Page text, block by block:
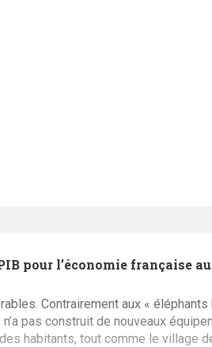
pour l’économie française
Contrairement aux «
pas construit de nouveaux
habitants, tout comme le village